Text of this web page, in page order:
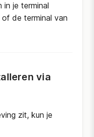
in je terminal
de terminal van
via
zit, kun je